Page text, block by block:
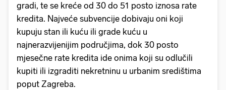
gradi, te se kreće od 30 do 51 posto iznosa rate
kredita. Najveće subvencije dobivaju oni koji
kupuju stan ili kuću ili grade kuću u
najnerazvijenijim područjima, dok 30 posto
mjesečne rate kredita ide onima koji su odlučili
kupiti ili izgraditi nekretninu u urbanim središtima
poput Zagreba.